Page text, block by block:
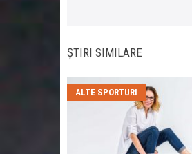
ȘTIRI SIMILARE
ALTE SPORTURI